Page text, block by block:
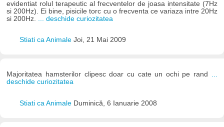
evidentiat rolul terapeutic al frecventelor de joasa intensitate (7Hz
si 200Hz). Ei bine, pisicile torc cu o frecventa ce variaza intre 20Hz
si 200Hz.
... deschide curiozitatea
Stiati ca Animale Joi, 21 Mai 2009
Majoritatea hamsterilor clipesc doar cu cate un ochi pe rand ...
deschide curiozitatea
Stiati ca Animale Duminică, 6 Ianuarie 2008